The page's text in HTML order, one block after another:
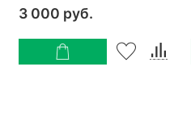
3 000 руб.